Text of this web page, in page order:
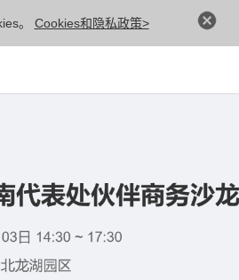
。 Cookies和隐私政策>